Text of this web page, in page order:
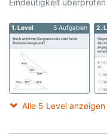
Eindeutigkeit überprüfen
1. Level 5 Aufgaben 2.
Alle 5 Level anzeigen